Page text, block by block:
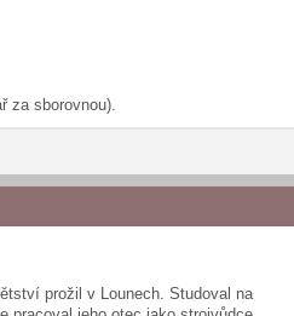
za sborovnou).
prožil v Lounech. Studoval na